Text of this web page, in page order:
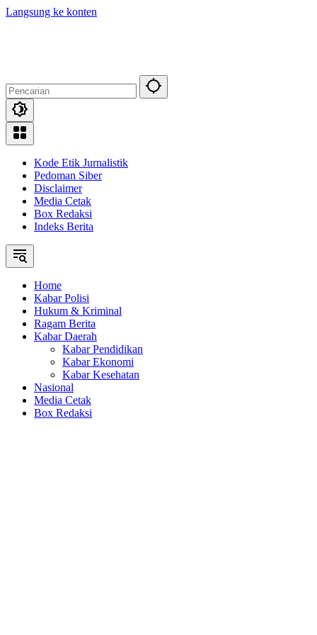
Langsung ke konten
Kode Etik Jurnalistik
Pedoman Siber
Disclaimer
Media Cetak
Box Redaksi
Indeks Berita
Home
Kabar Polisi
Hukum & Kriminal
Ragam Berita
Kabar Daerah
Kabar Pendidikan
Kabar Ekonomi
Kabar Kesehatan
Nasional
Media Cetak
Box Redaksi